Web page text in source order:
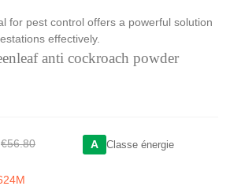
for pest control offers a powerful solution
effectively.
anti cockroach powder
€56.80 A Classe énergie